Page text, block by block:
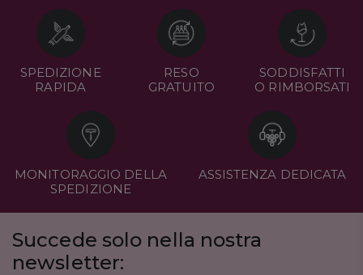
SPEDIZIONE
RAPIDA
RESO
GRATUITO
SODDISFATTI
O RIMBORSATI
MONITORAGGIO DELLA
SPEDIZIONE
ASSISTENZA DEDICATA
Succede solo nella nostra
newsletter: